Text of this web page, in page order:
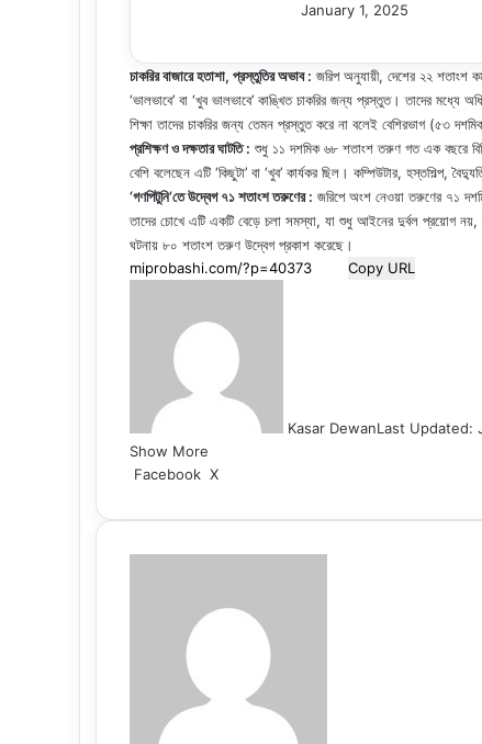
January 1, 2025
চাকরির বাজারে হতাশা, প্রস্তুতির অভাব : জরিপ অনুযায়ী, দেশের ২২ শতাংশ
‘ভালভাবে’ বা ‘খুব ভালভাবে’ কাঙ্খিত চাকরির জন্য প্রস্তুত। তাদের
শিক্ষা তাদের চাকরির জন্য তেমন প্রস্তুত করে না বলেই বেশিরভাগ (৫৩
প্রশিক্ষণ ও দক্ষতার ঘাটতি : শুধু ১১ দশমিক ৬৮ শতাংশ তরুণ গত এক বছরে
বেশি বলেছেন এটি ‘কিছুটা’ বা ‘খুব’ কার্যকর ছিল। কম্পিউটার, হস্তশিল্প,
‘গণপিটুনি’তে উদ্বেগ ৭১ শতাংশ তরুণের : জরিপে অংশ নেওয়া তরুণের ৭১
তাদের চোখে এটি একটি বেড়ে চলা সমস্যা, যা শুধু আইনের দুর্বল প্রয়োগ নয়,
ঘটনায় ৮০ শতাংশ তরুণ উদ্বেগ প্রকাশ করেছে।
Copy URL
Kasar DewanLast Updated:
Show More
Facebook X
Email